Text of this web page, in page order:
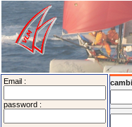
Email :
password :